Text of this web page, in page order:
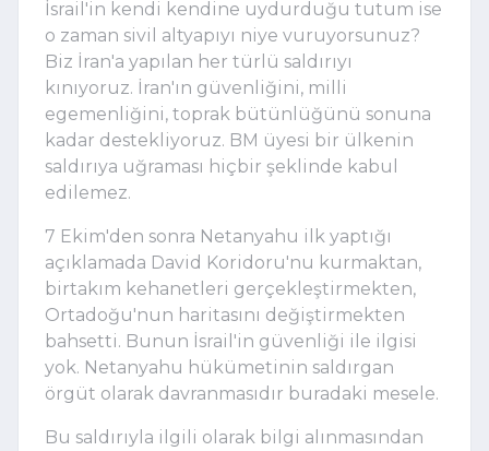
İsrail'in kendi kendine uydurduğu tutum ise
o zaman sivil altyapıyı niye vuruyorsunuz?
Biz İran'a yapılan her türlü saldırıyı
kınıyoruz. İran'ın güvenliğini, milli
egemenliğini, toprak bütünlüğünü sonuna
kadar destekliyoruz. BM üyesi bir ülkenin
saldırıya uğraması hiçbir şeklinde kabul
edilemez.
7 Ekim'den sonra Netanyahu ilk yaptığı
açıklamada David Koridoru'nu kurmaktan,
birtakım kehanetleri gerçekleştirmekten,
Ortadoğu'nun haritasını değiştirmekten
bahsetti. Bunun İsrail'in güvenliği ile ilgisi
yok. Netanyahu hükümetinin saldırgan
örgüt olarak davranmasıdır buradaki mesele.
Bu saldırıyla ilgili olarak bilgi alınmasından